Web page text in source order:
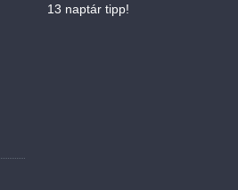
13 naptár tipp!